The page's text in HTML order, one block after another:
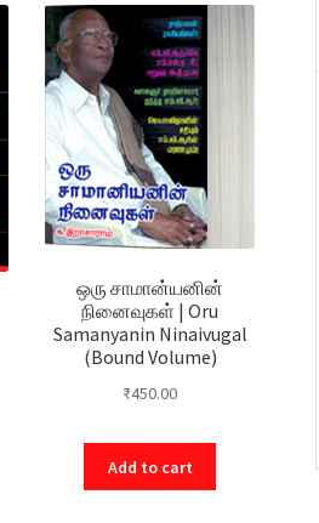
ஒரு சாமான்யனின்
நினைவுகள் | Oru
Samanyanin Ninaivugal
(Bound Volume)
₹450.00
Add to cart